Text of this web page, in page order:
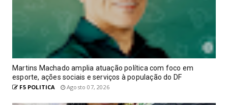
Martins Machado amplia atuação política com foco em
esporte, ações sociais e serviços à população do DF
F5 POLITICA Agosto 07, 2026